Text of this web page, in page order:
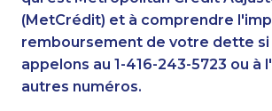
(MetCrédit) et à comprendre
remboursement de votre dette si
appelons au 1-416-243-5723 ou à
autres numéros.